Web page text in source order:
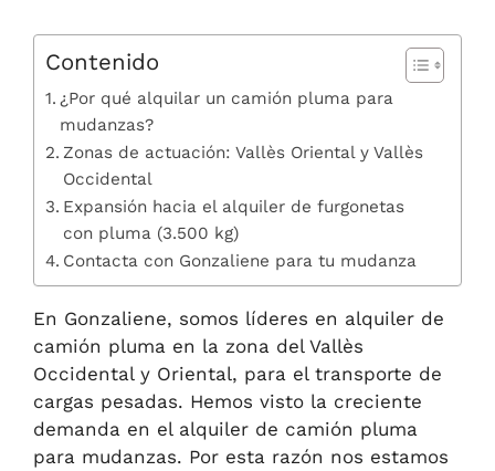
Contenido
¿Por qué alquilar un camión pluma para
mudanzas?
Zonas de actuación: Vallès Oriental y Vallès
Occidental
Expansión hacia el alquiler de furgonetas
con pluma (3.500 kg)
Contacta con Gonzaliene para tu mudanza
En Gonzaliene, somos líderes en alquiler de
camión pluma en la zona del Vallès
Occidental y Oriental, para el transporte de
cargas pesadas. Hemos visto la creciente
demanda en el alquiler de camión pluma
para mudanzas. Por esta razón nos estamos